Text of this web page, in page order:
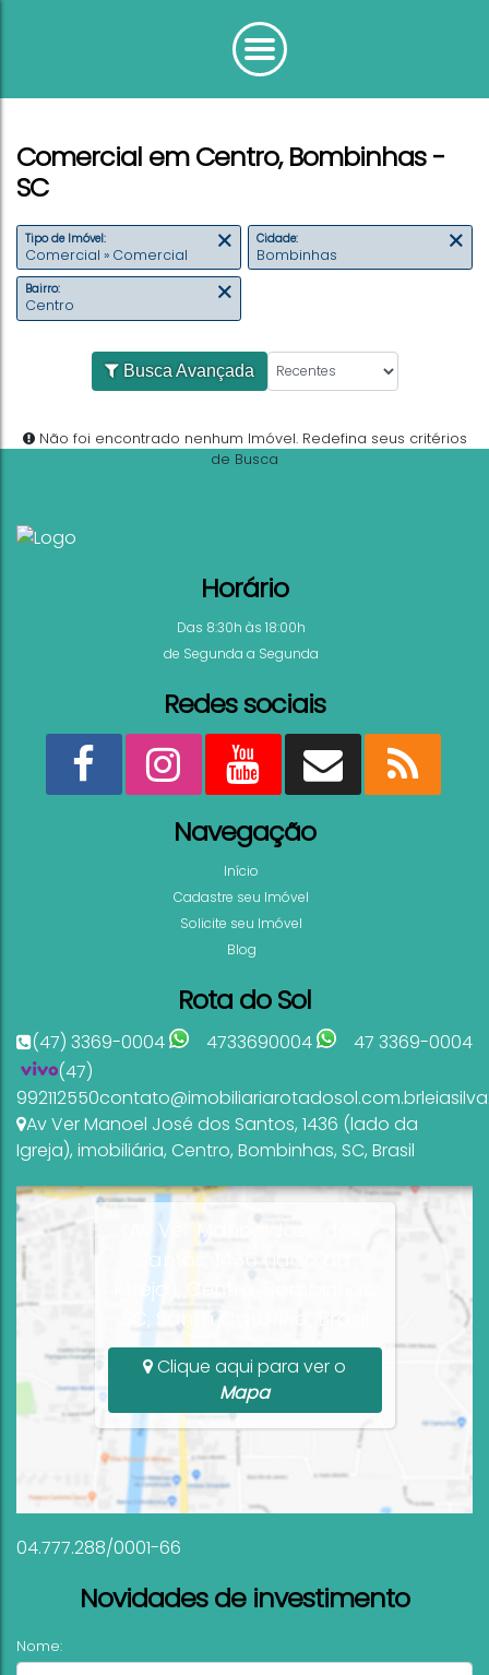
Comercial em Centro, Bombinhas -
SC
Tipo de Imóvel:
Comercial » Comercial
Cidade:
Bairro:
Busca Avançada
Não foi encontrado nenhum Imóvel. Redefina
de Busca
Horário
Das 8:30h às 18:00h
de Segunda a Segunda
Redes sociais
Navegação
Início
Cadastre seu Imóvel
Solicite seu Imóvel
Blog
Rota do Sol
(47) 3369-0004 4733690004
47 3369-0004
(47)
992112550contato@imobiliariarotadosol.com.br
Av Ver Manoel José dos Santos, 1436 (lado da
Igreja), imobiliária, Centro, Bombinhas, SC, Brasil
Av Ver Manoel José dos
Santos, 1436 (lado da
Igreja), Centro, Bombinhas,
SC, Santa Catarina, Brasil
Clique aqui para ver o
Mapa
04.777.288/0001-66
Novidades de investimento
Nome: